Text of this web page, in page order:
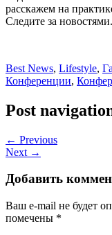
расскажем на
Следите за новостями.
Best News, Lifestyle,
Конференции,
Post
← Previous
Next →
Добавить
Ваш e-mail не будет
помечены *